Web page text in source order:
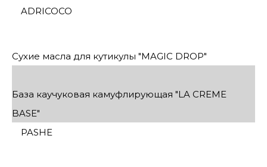
ADRICOCO
Сухие масла для кутикулы "MAGIC DROP"
База каучуковая камуфлирующая "LA CREME
BASE"
PASHE